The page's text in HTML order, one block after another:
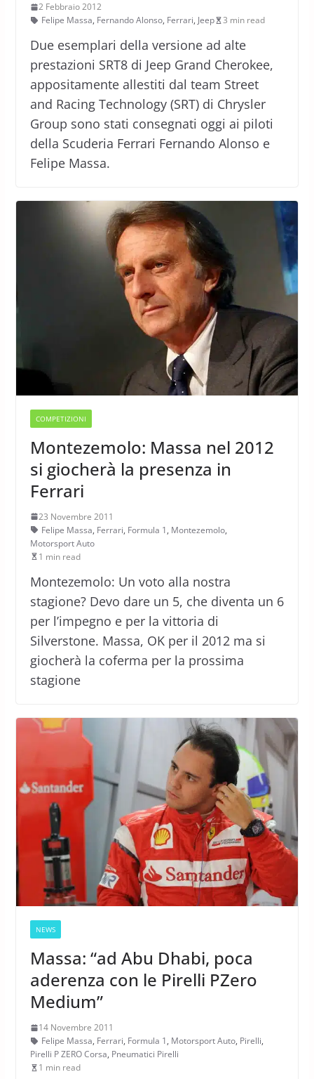
2 Febbraio 2012
Felipe Massa, Fernando Alonso, Ferrari, Jeep 3 min read
Due esemplari della versione ad alte
prestazioni SRT8 di Jeep Grand Cherokee,
appositamente allestiti dal team Street
and Racing Technology (SRT) di Chrysler
Group sono stati consegnati oggi ai piloti
della Scuderia Ferrari Fernando Alonso e
Felipe Massa.
COMPETIZIONI
Montezemolo: Massa nel 2012
si giocherà la presenza in
Ferrari
23 Novembre 2011
Felipe Massa, Ferrari, Formula 1, Montezemolo,
Motorsport Auto
1 min read
Montezemolo: Un voto alla nostra
stagione? Devo dare un 5, che diventa un 6
per l’impegno e per la vittoria di
Silverstone. Massa, OK per il 2012 ma si
giocherà la coferma per la prossima
stagione
NEWS
Massa: “ad Abu Dhabi, poca
aderenza con le Pirelli PZero
Medium”
14 Novembre 2011
Felipe Massa, Ferrari, Formula 1, Motorsport Auto, Pirelli,
Pirelli P ZERO Corsa, Pneumatici Pirelli
1 min read